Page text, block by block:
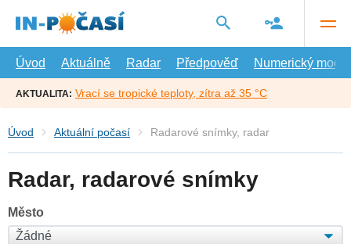
hlavní
Úvod
Aktuálně Radar Předpověď Numerický model
AKTUALITA: Vrací se tropické teploty, zítra až 35 °C
Úvod Aktuální počasí Radarové snímky, radar
Radar, radarové snímky
Město